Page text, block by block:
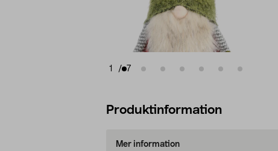
1 / 7
Produktinformation
Mer information